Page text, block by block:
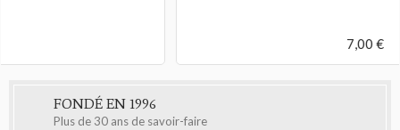
FONDÉ EN 1996
Plus de 30 ans de savoir-faire